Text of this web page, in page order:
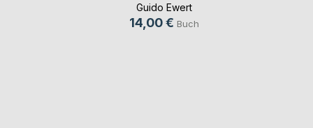
Guido Ewert
14,00 € Buch